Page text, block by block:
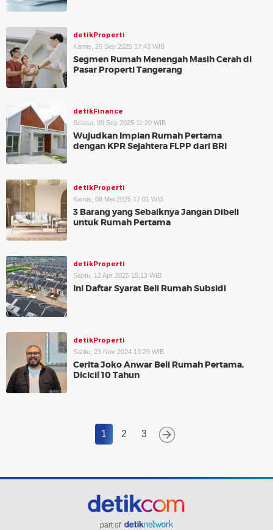
detikProperti
Kamis, 25 Sep 2025 17:43 WIB
Segmen Rumah Menengah Masih Cerah di
Pasar Properti Tangerang
detikFinance
Selasa, 09 Sep 2025 11:20 WIB
Wujudkan Impian Rumah Pertama
dengan KPR Sejahtera FLPP dari BRI
detikProperti
Kamis, 08 Mei 2025 17:01 WIB
3 Barang yang Sebaiknya Jangan Dibeli
untuk Rumah Pertama
detikProperti
Sabtu, 12 Apr 2025 15:13 WIB
Ini Daftar Syarat Beli Rumah Subsidi
detikProperti
Sabtu, 23 Nov 2024 13:29 WIB
Cerita Joko Anwar Beli Rumah Pertama,
Dicicil 10 Tahun
1 2 3
part of